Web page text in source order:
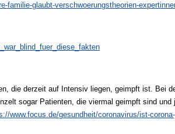
familie-glaubt-verschwoerungstheorien-
die derzeit auf Intensiv liegen, geimpft ist. Bei
sogar Patienten, die viermal geimpft sind
www.focus.de/gesundheit/coronavirus/ist-